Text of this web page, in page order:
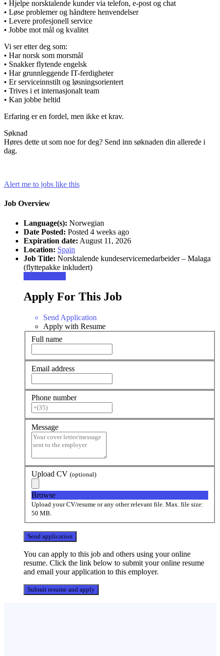
• Hjelpe norsktalende kunder via telefon, e-post og chat
• Løse problemer og håndtere henvendelser
• Levere profesjonell service
• Jobbe mot mål og kvalitet
Vi ser etter deg som:
• Har norsk som morsmål
• Snakker flytende engelsk
• Har grunnleggende IT-ferdigheter
• Er serviceinnstilt og løsningsorientert
• Trives i et internasjonalt team
• Kan jobbe heltid
Erfaring er en fordel, men ikke et krav.
Søknad
Høres dette ut som noe for deg? Send inn søknaden din allerede i
dag.
Alert me to jobs like this
Job Overview
Language(s): Norwegian
Date Posted: Posted 4 weeks ago
Expiration date: August 11, 2026
Location: Spain
Job Title: Norsktalende kundeservicemedarbeider – Malaga
(flyttepakke inkludert)
Apply For This Job
Send Application
Apply with Resume
Full name
Email address
Phone number
Message
Upload CV (optional)
Browse
Upload your CV/resume or any other relevant file. Max. file size:
50 MB.
You can apply to this job and others using your online
resume. Click the link below to submit your online resume
and email your application to this employer.